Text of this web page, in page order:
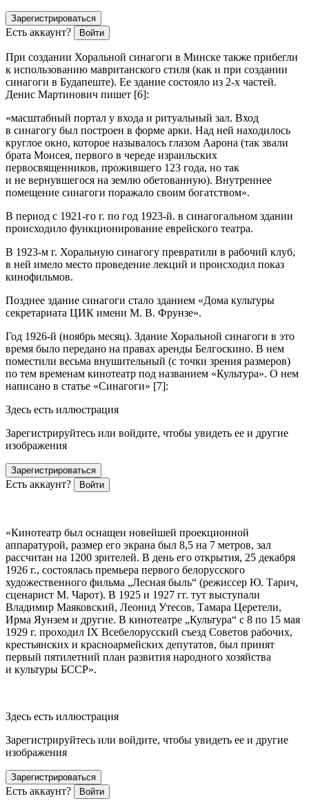
Зарегистрироваться
Есть аккаунт? Войти
При создании Хоральной синагоги в Минске также прибегли
к использованию мавританского стиля (как и при создании
синагоги в Будапеште). Ее здание состояло из 2-х частей.
Денис Мартинович пишет [6]:
«масштабный портал у входа и ритуальный зал. Вход
в синагогу был построен в форме арки. Над ней находилось
круглое окно, которое называлось глазом Аарона (так звали
брата Моисея, первого в череде израильских
первосвященников, прожившего 123 года, но так
и не вернувшегося на землю обетованную). Внутреннее
помещение синагоги поражало своим богатством».
В период с 1921-го г. по год 1923-й. в синагогальном здании
происходило функционирование еврейского театра.
В 1923-м г. Хоральную синагогу превратили в рабочий клуб,
в ней имело место проведение лекций и происходил показ
кинофильмов.
Позднее здание синагоги стало зданием «Дома культуры
секретариата ЦИК имени М. В. Фрунзе».
Год 1926-й (ноябрь месяц). Здание Хоральной синагоги в это
время было передано на правах аренды Белгоскино. В нем
поместили весьма внушительный (с точки зрения размеров)
по тем временам кинотеатр под названием «Культура». О нем
написано в статье «Синагоги» [7]:
Здесь есть иллюстрация
Зарегистрируйтесь или войдите, чтобы увидеть ее и другие
изображения
Зарегистрироваться
Есть аккаунт? Войти
«Кинотеатр был оснащен новейшей проекционной
аппаратурой, размер его экрана был 8,5 на 7 метров, зал
рассчитан на 1200 зрителей. В день его открытия, 25 декабря
1926 г., состоялась премьера первого белорусского
художественного фильма „Лесная быль“ (режиссер Ю. Тарич,
сценарист М. Чарот). В 1925 и 1927 гг. тут выступали
Владимир Маяковский, Леонид Утесов, Тамара Церетели,
Ирма Яунзем и другие. В кинотеатре „Культура“ с 8 по 15 мая
1929 г. проходил IX Всебелорусский съезд Советов рабочих,
крестьянских и красноармейских депутатов, был принят
первый пятилетний план развития народного хозяйства
и культуры БССР».
Здесь есть иллюстрация
Зарегистрируйтесь или войдите, чтобы увидеть ее и другие
изображения
Зарегистрироваться
Есть аккаунт? Войти